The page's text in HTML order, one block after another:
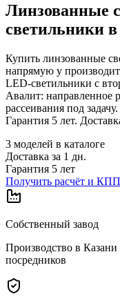
Линзованные
светильники
Купить линзованные
напрямую у
LED-светильники с
Авалит: направленное
рассеивания под
Гарантия 5 лет.
3 моделей в каталоге
Доставка за 1 дн.
Гарантия 5 лет
Получить расчёт и КП
Собственный завод
Производство в
посредников